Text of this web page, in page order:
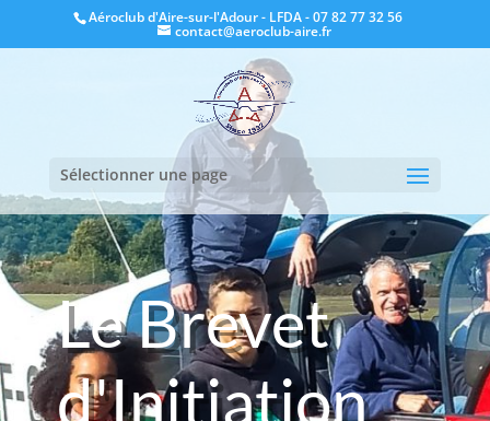
Aéroclub d'Aire-sur-l'Adour - LFDA - 07 82 77 32 56
contact@aeroclub-aire.fr
Sélectionner une page
Le Brevet
d'Initiation